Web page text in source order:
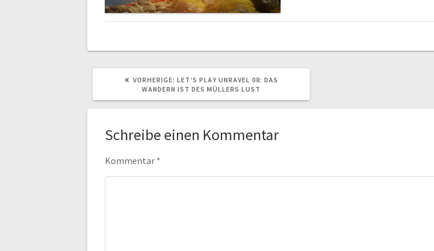
VORHERIGE: VORHERIGER
BEITRAG:
LET’S PLAY UNRAVEL 08: DAS
WANDERN IST DES MÜLLERS LUST
Schreibe einen Kommentar
Kommentar *